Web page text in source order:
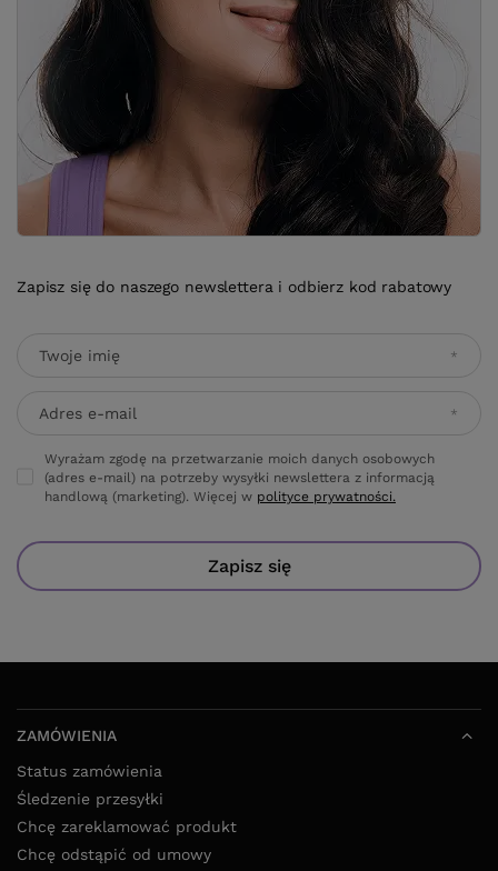
Zapisz się do naszego newslettera i odbierz kod rabatowy
Twoje imię
Adres e-mail
Wyrażam zgodę na przetwarzanie moich danych osobowych
(adres e-mail) na potrzeby wysyłki newslettera z informacją
handlową (marketing). Więcej w polityce prywatności.
Zapisz się
ZAMÓWIENIA
Status zamówienia
Śledzenie przesyłki
Chcę zareklamować produkt
Chcę odstąpić od umowy